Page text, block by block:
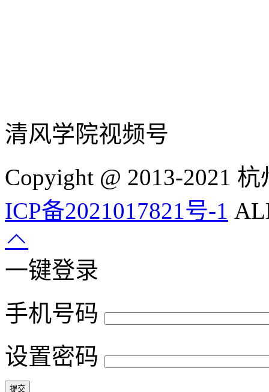
清风学院视频号
Copyight @ 2013-2021
ICP备2021017821号-1
一键登录
手机号码
设置密码